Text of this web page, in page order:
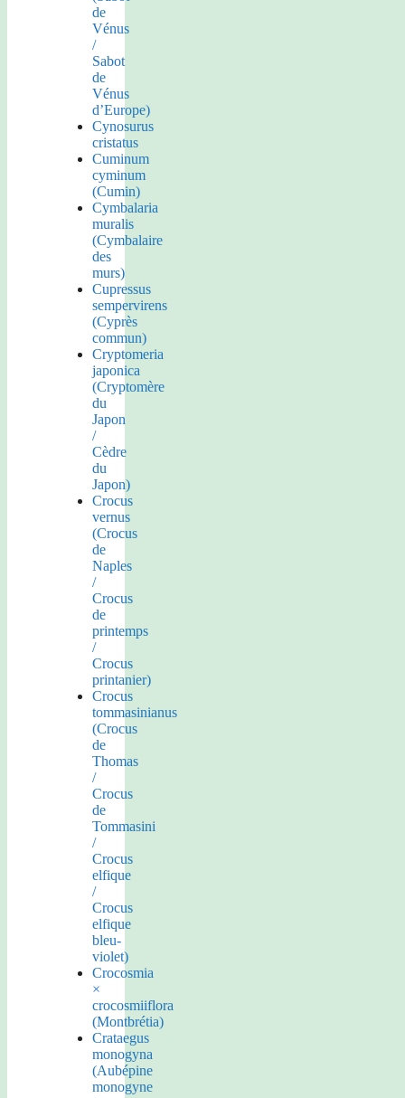
de
Vénus
/
Sabot
de
Vénus
d’Europe)
Cynosurus
cristatus
Cuminum
cyminum
(Cumin)
Cymbalaria
muralis
(Cymbalaire
des
murs)
Cupressus
sempervirens
(Cyprès
commun)
Cryptomeria
japonica
(Cryptomère
du
Japon
/
Cèdre
du
Japon)
Crocus
vernus
(Crocus
de
Naples
/
Crocus
de
printemps
/
Crocus
printanier)
Crocus
tommasinianus
(Crocus
de
Thomas
/
Crocus
de
Tommasini
/
Crocus
elfique
/
Crocus
elfique
bleu-
violet)
Crocosmia
×
crocosmiiflora
(Montbrétia)
Crataegus
monogyna
(Aubépine
monogyne